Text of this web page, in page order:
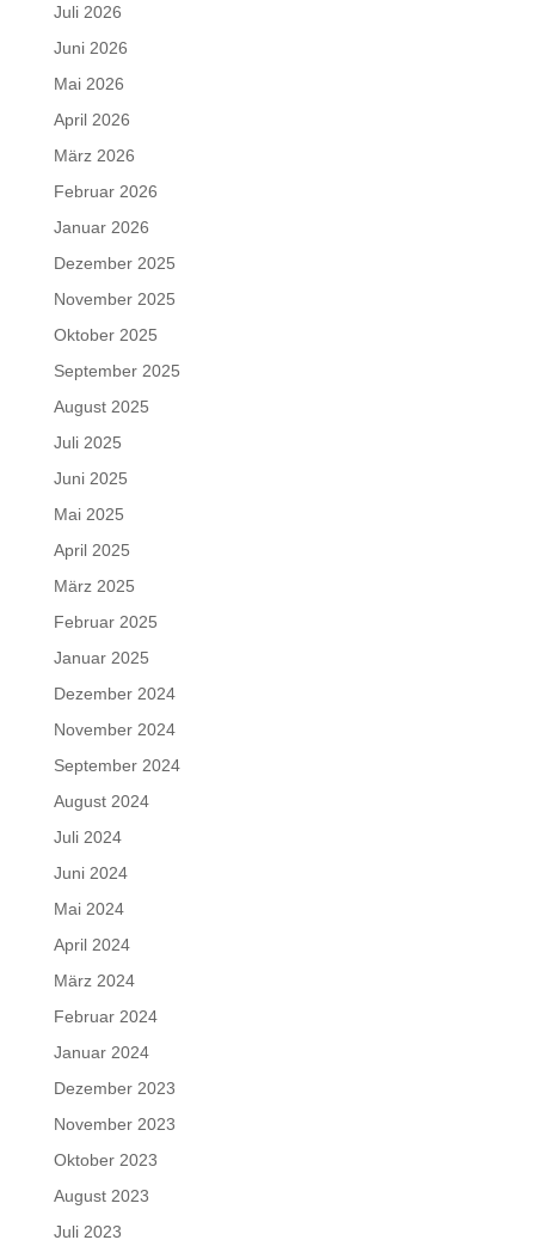
Juli 2026
Juni 2026
Mai 2026
April 2026
März 2026
Februar 2026
Januar 2026
Dezember 2025
November 2025
Oktober 2025
September 2025
August 2025
Juli 2025
Juni 2025
Mai 2025
April 2025
März 2025
Februar 2025
Januar 2025
Dezember 2024
November 2024
September 2024
August 2024
Juli 2024
Juni 2024
Mai 2024
April 2024
März 2024
Februar 2024
Januar 2024
Dezember 2023
November 2023
Oktober 2023
August 2023
Juli 2023